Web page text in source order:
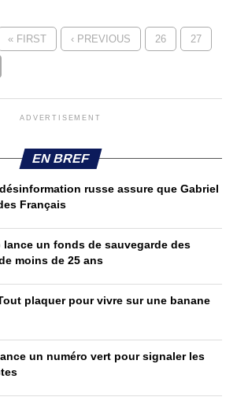
« FIRST ‹ PREVIOUS 26 27
ADVERTISEMENT
EN BREF
russe assure que Gabriel
Français
lance un fonds de sauvegarde des
moins de 25 ans
plaquer pour vivre sur une banane
un numéro vert pour signaler les